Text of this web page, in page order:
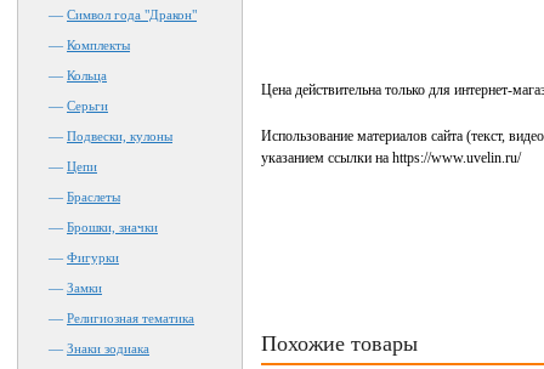
— Символ года "Дракон"
— Комплекты
— Кольца
— Серьги
— Подвески, кулоны
— Цепи
— Браслеты
— Брошки, значки
— Фигурки
— Замки
— Религиозная тематика
— Знаки зодиака
Цена действительна только для интернет-
Использование материалов сайта (текст,
указанием ссылки на https://www.uvelin.ru/
Похожие товары